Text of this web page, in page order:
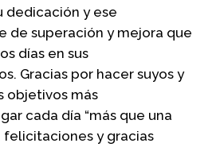
dedicación y ese
de superación y mejora que
días en sus
Gracias por hacer suyos y
objetivos más
cada día “más que una
felicitaciones y gracias